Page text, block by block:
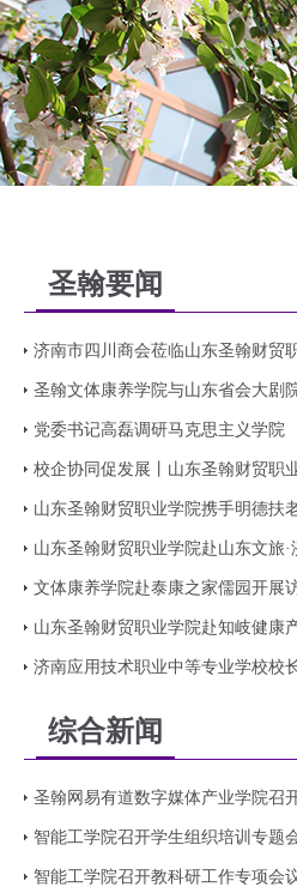
圣翰要闻
济南市四川商会莅临山东圣翰财贸
圣翰文体康养学院与山东省会大剧
党委书记高磊调研马克思主义学院
校企协同促发展丨山东圣翰财贸职
山东圣翰财贸职业学院携手明德扶
山东圣翰财贸职业学院赴山东文旅·
文体康养学院赴泰康之家儒园开展
山东圣翰财贸职业学院赴知岐健康
济南应用技术职业中等专业学校校
综合新闻
圣翰网易有道数字媒体产业学院召
智能工学院召开学生组织培训专题
智能工学院召开教科研工作专项会